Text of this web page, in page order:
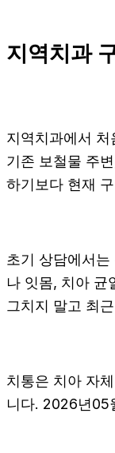
지역치과
지역치과에서
기존 보철물 주
하기보다 현재
초기 상담에서
나 잇몸, 치아 균
그치지 말고 최
치통은 치아 자
니다. 2026년05